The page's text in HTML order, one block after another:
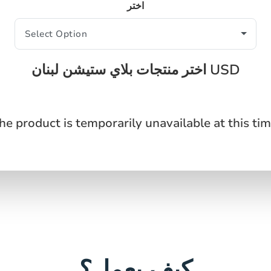
اختر
اختر منتجات بلاي ستيشن لبنان USD
product is temporarily unavailable at this